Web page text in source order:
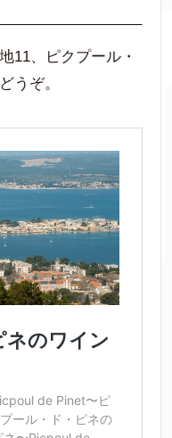
11、ピクプール・
うぞ。